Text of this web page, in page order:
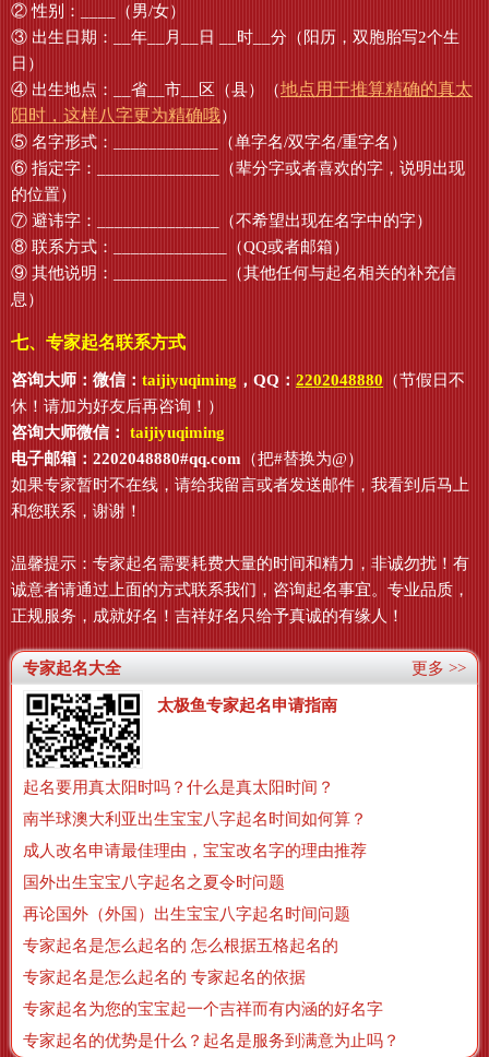
② 性别：____（男/女）
③ 出生日期：__年__月__日 __时__分（阳历，双胞胎写2个生
日）
④ 出生地点：__省__市__区（县）（地点用于推算精确的真太
阳时，这样八字更为精确哦）
⑤ 名字形式：____________（单字名/双字名/重字名）
⑥ 指定字：______________（辈分字或者喜欢的字，说明出现
的位置）
⑦ 避讳字：______________（不希望出现在名字中的字）
⑧ 联系方式：_____________（QQ或者邮箱）
⑨ 其他说明：_____________（其他任何与起名相关的补充信
息）
七、专家起名联系方式
咨询大师：微信： taijiyuqiming ，QQ： 2202048880 （节假日不
休！请加为好友后再咨询！）
咨询大师微信： taijiyuqiming
电子邮箱：2202048880#qq.com （把#替换为@）
如果专家暂时不在线，请给我留言或者发送邮件，我看到后马上
和您联系，谢谢！
温馨提示：专家起名需要耗费大量的时间和精力，非诚勿扰！有
诚意者请通过上面的方式联系我们，咨询起名事宜。专业品质，
正规服务，成就好名！吉祥好名只给予真诚的有缘人！
更多 >>
专家起名大全
太极鱼专家起名申请指南
起名要用真太阳时吗？什么是真太阳时间？
南半球澳大利亚出生宝宝八字起名时间如何算？
成人改名申请最佳理由，宝宝改名字的理由推荐
国外出生宝宝八字起名之夏令时问题
再论国外（外国）出生宝宝八字起名时间问题
专家起名是怎么起名的 怎么根据五格起名的
专家起名是怎么起名的 专家起名的依据
专家起名为您的宝宝起一个吉祥而有内涵的好名字
专家起名的优势是什么？起名是服务到满意为止吗？